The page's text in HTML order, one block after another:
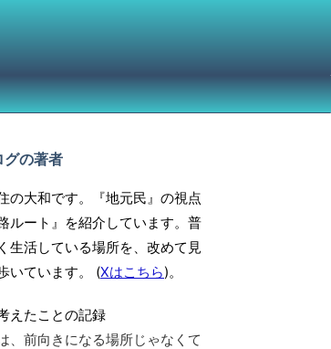
グの著者
の大和です。『地元民』の視点
ルート』を紹介しています。普
生活している場所を、改めて見
いています。 (Xはこちら)。
えたことの記録
、前向きになる場所じゃなくて